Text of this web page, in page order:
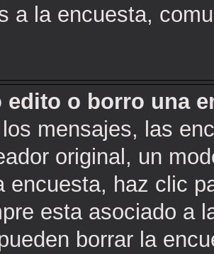
a la encuesta,
edito o borro una
mensajes, las
original, un
encuesta, haz clic
esta asociado a
borrar la